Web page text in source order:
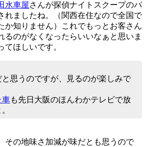
水車屋さんが探偵ナイトスクープのパ
れましたね。（関西在住なので全国で
か知りません）これでもっとお客さん
るのがなくなったらいいなぁと思いま
ほしいです。
思うのですが、見るのが楽しみで
車も先日大阪のほんわかテレビで放
その地味さ加減が味だとも思うので